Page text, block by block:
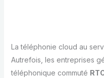
La téléphonie cloud au
Autrefois, les entreprises
téléphonique commuté